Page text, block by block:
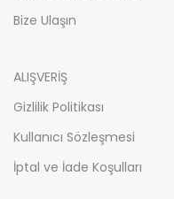
Bize Ulaşın
ALIŞVERİŞ
Gizlilik Politikası
Kullanıcı Sözleşmesi
İptal ve İade Koşulları